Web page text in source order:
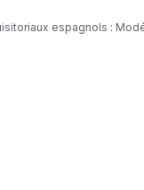
espagnols :